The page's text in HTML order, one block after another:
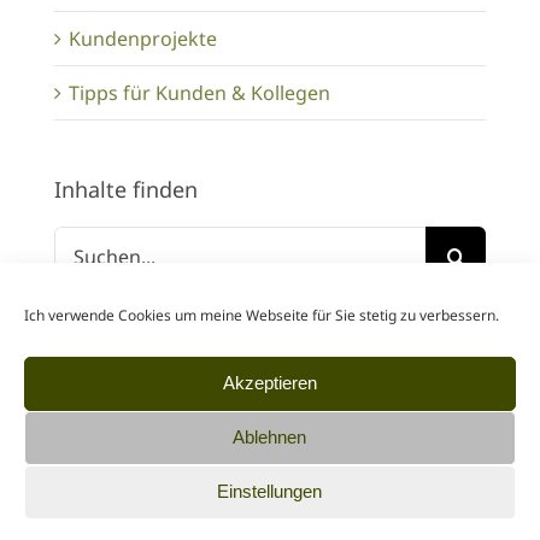
Ich verwende Cookies um meine Webseite für Sie stetig zu verbessern.
Akzeptieren
Ablehnen
Einstellungen
Kundenprojekte
Tipps für Kunden & Kollegen
Inhalte finden
Suche
nach:
Werbeagentur sprengsatz